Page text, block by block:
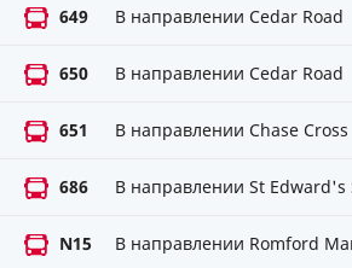
649 В направлении Cedar Road
650 В направлении Cedar Road
651 В направлении Chase Cross
686 В направлении St Edward's
N15 В направлении Romford